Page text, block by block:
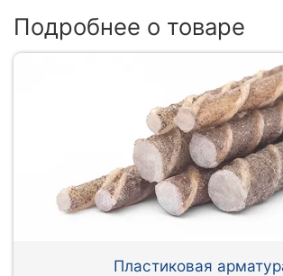
Подробнее о товаре
Пластиковая